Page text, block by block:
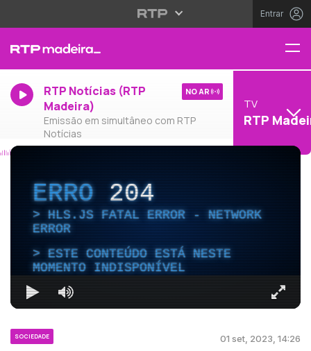
Entrar
RTP Notícias (RTP
Madeira)
Emissão em simultâneo com RTP
Notícias
NO AR
TV
RTP
ERRO204
HLS.JS FATAL ERROR - NETWORK
ERROR
ESTE CONTEÚDO ESTÁ NESTE
MOMENTO INDISPONÍVEL
SOCIEDADE 01 set, 2023, 14:26